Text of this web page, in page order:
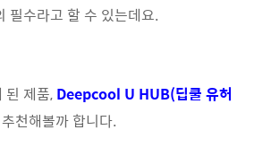
필수라고 할 수 있는데요.
된 제품,Deepcool U HUB(딥쿨 유허
천해볼까 합니다.